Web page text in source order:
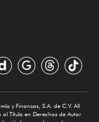
y Finanzas, S.A. de C.V. All
al Título en Derechos de Autor